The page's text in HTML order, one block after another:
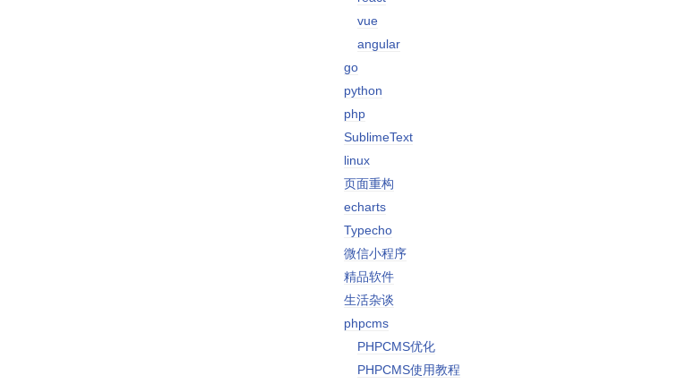
vue
angular
go
python
php
SublimeText
linux
页面重构
echarts
Typecho
微信小程序
精品软件
生活杂谈
phpcms
PHPCMS优化
PHPCMS使用教程